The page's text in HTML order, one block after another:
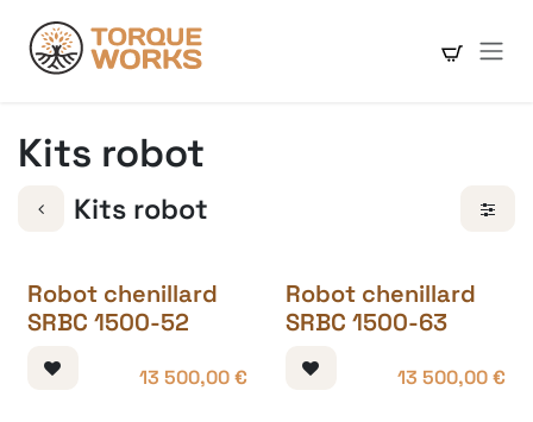
Kits robot
Kits robot
Robot chenillard
SRBC 1500-52
13 500,00€
Robot chenillard
SRBC 1500-63
13 500,00€